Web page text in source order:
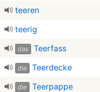
teeren
teerig
das Teerfass
die Teerdecke
die Teerpappe